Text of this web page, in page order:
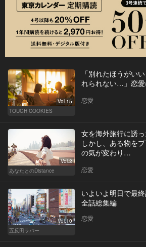
Vol.15
TOUGH COOKIES
「別れたほうがい
れられない…」恋
恋愛
Vol.2
あなたとのDistance
女を海外旅行に誘
しかし、ある物を
の気が変わり…
恋愛
Vol.10
五反田ラバー
いよいよ明日で最
全話総集編
恋愛